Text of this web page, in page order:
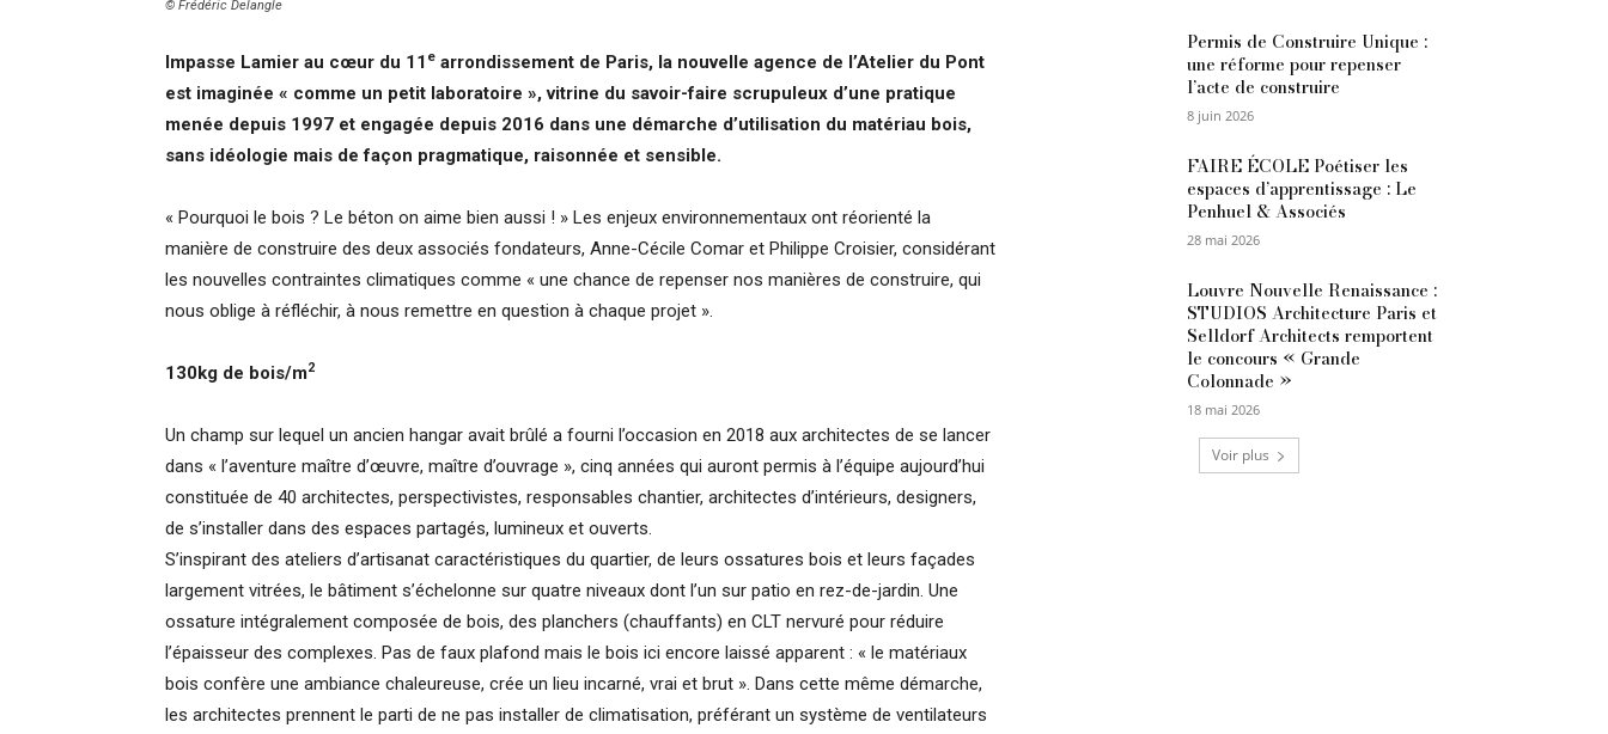
© Frédéric Delangle
Impasse Lamier au cœur du 11 e arrondissement de Paris, la nouvelle agence de l’Atelier du Pont
est imaginée « comme un petit laboratoire », vitrine du savoir-faire scrupuleux d’une pratique
menée depuis 1997 et engagée depuis 2016 dans une démarche d’utilisation du matériau bois,
sans idéologie mais de façon pragmatique, raisonnée et sensible.
« Pourquoi le bois ? Le béton on aime bien aussi ! » Les enjeux environnementaux ont réorienté la
manière de construire des deux associés fondateurs, Anne-Cécile Comar et Philippe Croisier, considérant
les nouvelles contraintes climatiques comme « une chance de repenser nos manières de construire, qui
nous oblige à réfléchir, à nous remettre en question à chaque projet ».
130kg de bois/m2
Un champ sur lequel un ancien hangar avait brûlé a fourni l’occasion en 2018 aux architectes de se lancer
dans « l’aventure maître d’œuvre, maître d’ouvrage », cinq années qui auront permis à l’équipe aujourd’hui
constituée de 40 architectes, perspectivistes, responsables chantier, architectes d’intérieurs, designers,
de s’installer dans des espaces partagés, lumineux et ouverts.
S’inspirant des ateliers d’artisanat caractéristiques du quartier, de leurs ossatures bois et leurs façades
largement vitrées, le bâtiment s’échelonne sur quatre niveaux dont l’un sur patio en rez-de-jardin. Une
ossature intégralement composée de bois, des planchers (chauffants) en CLT nervuré pour réduire
l’épaisseur des complexes. Pas de faux plafond mais le bois ici encore laissé apparent : « le matériaux
bois confère une ambiance chaleureuse, crée un lieu incarné, vrai et brut ». Dans cette même démarche,
les architectes prennent le parti de ne pas installer de climatisation, préférant un système de ventilateurs
Permis de Construire Unique :
une réforme pour repenser
l’acte de construire
8 juin 2026
FAIRE ÉCOLE Poétiser les
espaces d’apprentissage : Le
Penhuel & Associés
28 mai 2026
Louvre Nouvelle Renaissance :
STUDIOS Architecture Paris et
Selldorf Architects remportent
le concours « Grande
Colonnade »
18 mai 2026
Voir plus